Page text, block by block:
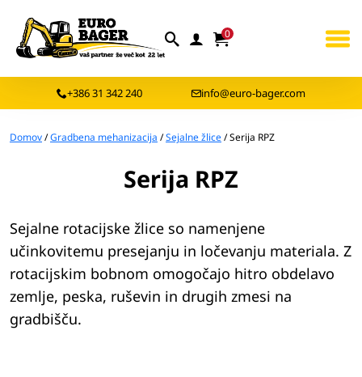
0
+386 31 342 240 info@euro-bager.com
Domov/Gradbena mehanizacija /Sejalne žlice/ Serija RPZ
Serija RPZ
Sejalne rotacijske žlice so namenjene
učinkovitemu presejanju in ločevanju materiala. Z
rotacijskim bobnom omogočajo hitro obdelavo
zemlje, peska, ruševin in drugih zmesi na
gradbišču.